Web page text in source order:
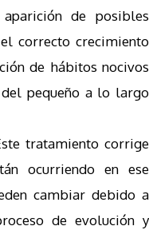
de posibles
correcto crecimiento
de hábitos nocivos
pequeño a lo largo
tratamiento corrige
ocurriendo en ese
cambiar debido a
de evolución y